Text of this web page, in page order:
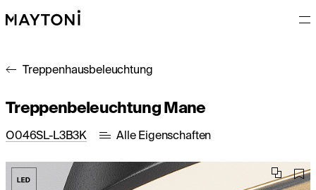
Treppenhausbeleuchtung
Treppenbeleuchtung Mane
O046SL-L3B3K Alle Eigenschaften